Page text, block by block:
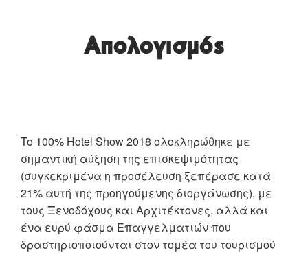
Απολογισμός
To 100% Hotel Show 2018 ολοκληρώθηκε με
σημαντική αύξηση της επισκεψιμότητας
(συγκεκριμένα η προσέλευση ξεπέρασε κατά
21% αυτή της προηγούμενης διοργάνωσης), με
τους Ξενοδόχους και Αρχιτέκτονες, αλλά και
ένα ευρύ φάσμα Επαγγελματιών που
δραστηριοποιούνται στον τομέα του τουρισμού